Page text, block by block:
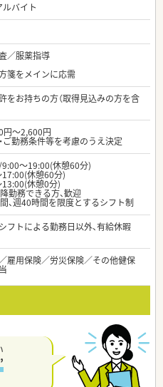
ルバイト
／服薬指導
箋をメインに応需
をお持ちの方（取得見込みの方を含
円～2,600円
ご勤務条件等を考慮のうえ決定
～19:00(休憩60分)
休憩60分)
休憩0分)
勤務できる方、歓迎
、週40時間を限度とするシフト制
フトによる勤務日以外、有給休暇
雇用保険／労災保険／その他健保